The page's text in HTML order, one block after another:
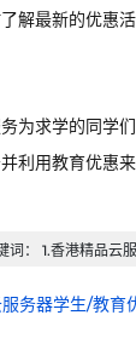
解最新的优惠活
为求学的同学
利用教育优惠
词： 1.香港精品云
服务器学生/教育